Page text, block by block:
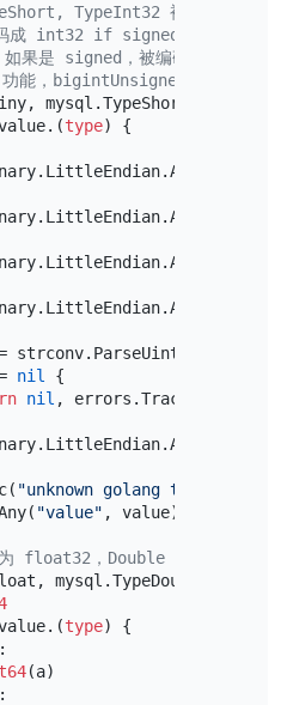
TypeInt32 被编码成
码成 int32 if signed, else
如果是 signed，被编码成 int64
能，
mysql.TypeShort,
type) {
strconv.ParseUint(a,
nil
{
nil , errors.Trace(err)
"unknown golang type for
"value" , value), zap.Any(
float32，Double 编码为
mysql.TypeDouble:
type) {
:
(a)